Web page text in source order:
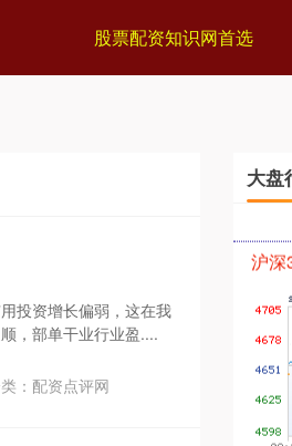
股票配资知识网首选
投资增长偏弱，这在我
，部单干业行业盈....
： 配资点评网
大盘
沪深
北证